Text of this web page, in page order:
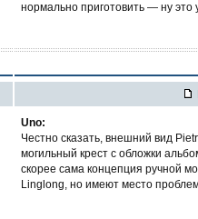
нормально приготовить — ну это
Uno:
Честно сказать, внешний вид
могильный крест с обложки
скорее сама концепция ручной
Linglong, но имеют место